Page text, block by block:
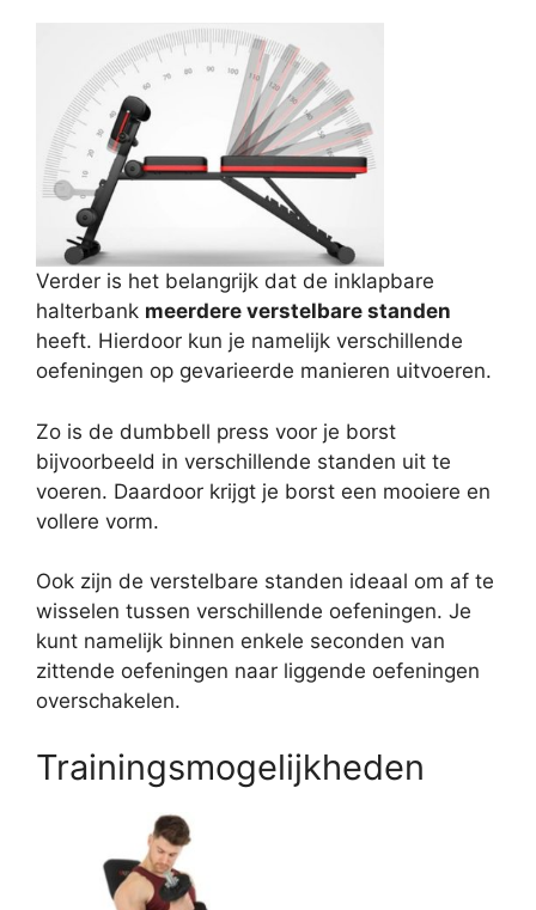
Verder is het belangrijk dat de inklapbare
halterbank meerdere verstelbare standen
heeft. Hierdoor kun je namelijk verschillende
oefeningen op gevarieerde manieren uitvoeren.
Zo is de dumbbell press voor je borst
bijvoorbeeld in verschillende standen uit te
voeren. Daardoor krijgt je borst een mooiere en
vollere vorm.
Ook zijn de verstelbare standen ideaal om af te
wisselen tussen verschillende oefeningen. Je
kunt namelijk binnen enkele seconden van
zittende oefeningen naar liggende oefeningen
overschakelen.
Trainingsmogelijkheden